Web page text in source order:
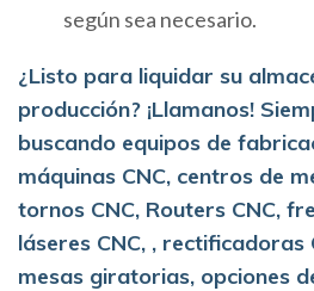
según sea necesario.
¿Listo para liquidar su
producción? ¡Llamanos!
buscando equipos de
máquinas CNC, centros de
tornos CNC, Routers CNC,
láseres CNC, , rectificadoras
mesas giratorias, opciones